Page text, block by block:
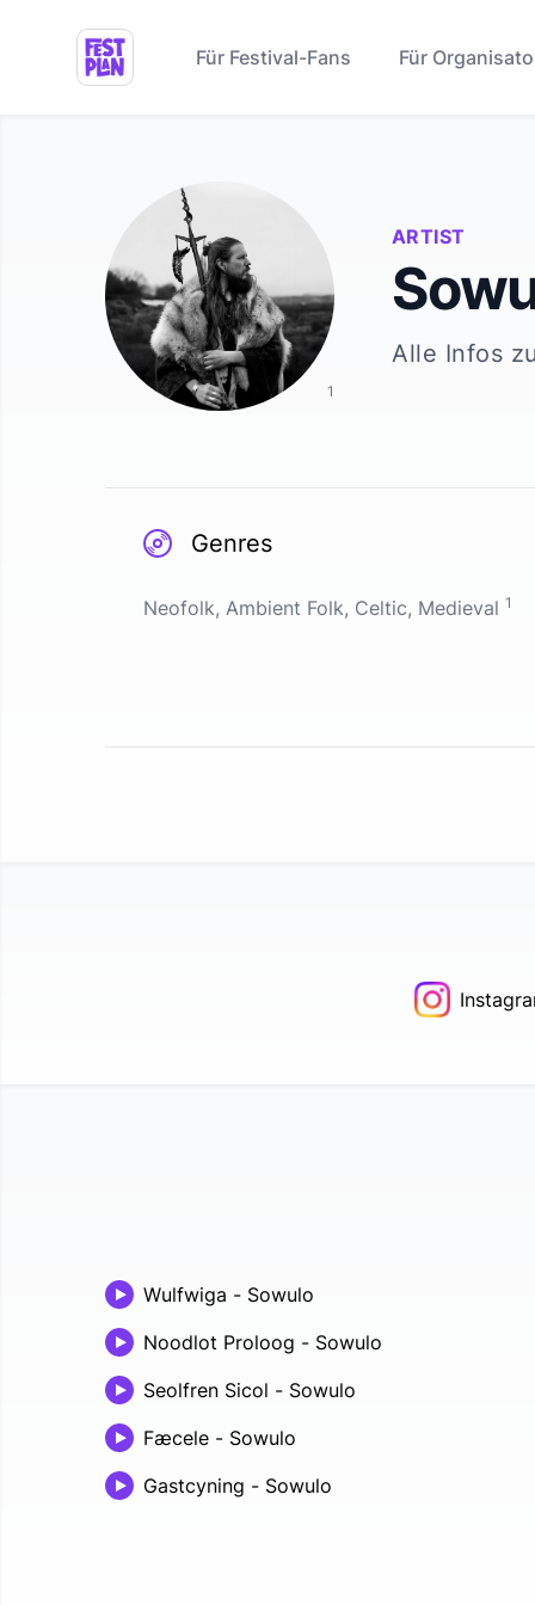
Für Festival-Fans Für
ARTIST
Alle Infos
1
Genres
Neofolk, Ambient Folk, Celtic, Medieval 1
Wulfwiga - Sowulo
Noodlot Proloog - Sowulo
Seolfren Sicol - Sowulo
Fæcele - Sowulo
Gastcyning - Sowulo